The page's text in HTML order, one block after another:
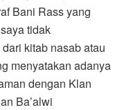
Bani Rass yang
tidak
kitab nasab atau
menyatakan adanya
dengan Klan
Ba’alwi